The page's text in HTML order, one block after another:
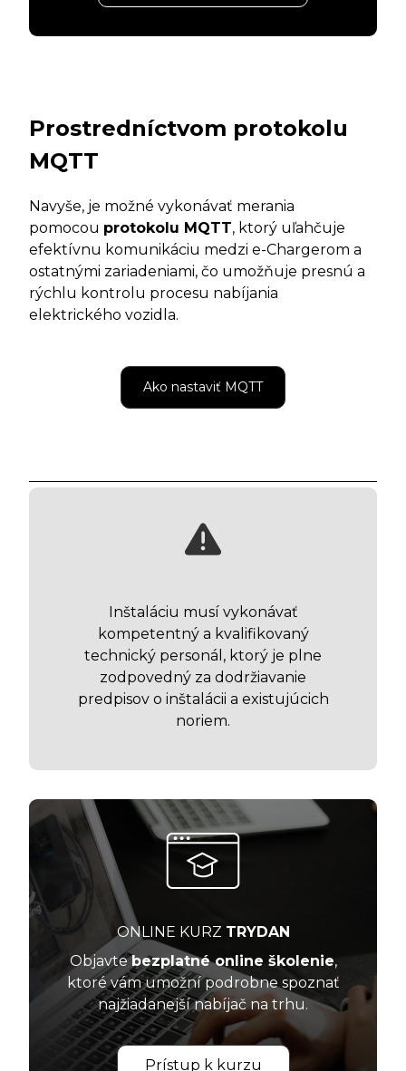
Prostredníctvom protokolu
MQTT
Navyše, je možné vykonávať merania
pomocou protokolu MQTT, ktorý uľahčuje
efektívnu komunikáciu medzi e-Chargerom a
ostatnými zariadeniami, čo umožňuje presnú a
rýchlu kontrolu procesu nabíjania
elektrického vozidla.
Ako nastaviť MQTT
Inštaláciu musí vykonávať
kompetentný a kvalifikovaný
technický personál, ktorý je plne
zodpovedný za dodržiavanie
predpisov o inštalácii a existujúcich
noriem.
ONLINE KURZ TRYDAN
Objavtebezplatné online školenie,
ktoré vám umožní podrobne spoznať
najžiadanejší nabíjač na trhu.
Prístup k kurzu